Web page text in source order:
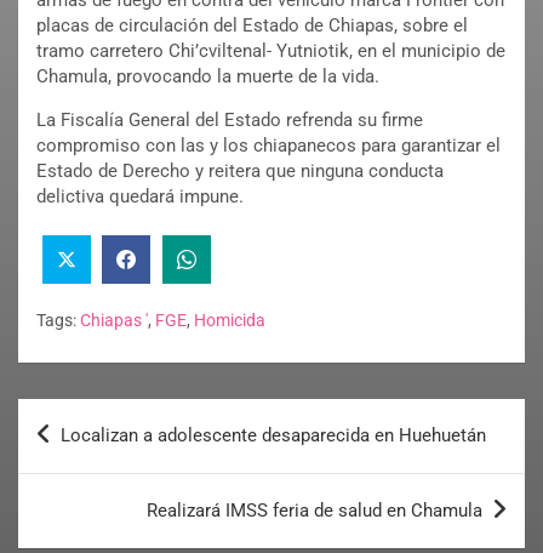
placas de circulación del Estado de Chiapas, sobre el
tramo carretero Chi’cviltenal- Yutniotik, en el municipio de
Chamula, provocando la muerte de la vida.
La Fiscalía General del Estado refrenda su firme
compromiso con las y los chiapanecos para garantizar el
Estado de Derecho y reitera que ninguna conducta
delictiva quedará impune.
Tags:Chiapas ', FGE, Homicida
Localizan a adolescente desaparecida en Huehuetán
Realizará IMSS feria de salud en Chamula